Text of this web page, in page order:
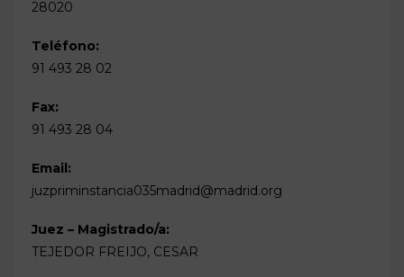
28020
Teléfono:
91 493 28 02
Fax:
91 493 28 04
Email:
juzpriminstancia035madrid@madrid.org
Juez – Magistrado/a:
TEJEDOR FREIJO, CESAR